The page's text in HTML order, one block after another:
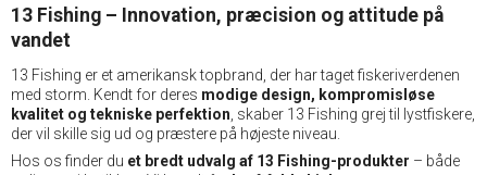
13 Fishing – Innovation, præcision og attitude på
vandet
13 Fishing er et amerikansk topbrand, der har taget fiskeriverdenen
med storm. Kendt for deres modige design, kompromisløse
kvalitet og tekniske perfektion, skaber 13 Fishing grej til lystfiskere,
der vil skille sig ud og præstere på højeste niveau.
Hos os finder du et bredt udvalg af 13 Fishing-produkter – både